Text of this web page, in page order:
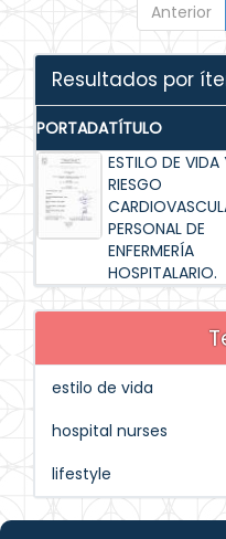
Anterior
Resultados por
PORTADATÍTULO
ESTILO DE VIDA
RIESGO
PERSONAL DE
ENFERMERÍA
HOSPITALARIO.
estilo de vida
hospital nurses
lifestyle